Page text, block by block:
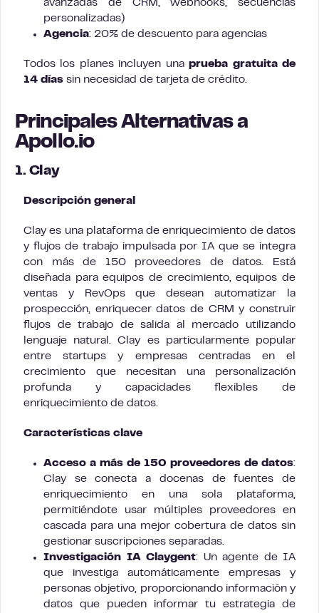
avanzadas de CRM, webhooks, secuencias
personalizadas)
Agencia: 20% de descuento para agencias
Todos los planes incluyen unaprueba gratuita de
14 días sin necesidad de tarjeta de crédito.
Principales Alternativas a
Apollo.io
1. Clay
Descripción general
Clay es una plataforma de enriquecimiento de datos
y flujos de trabajo impulsada por IA que se integra
con más de 150 proveedores de datos. Está
diseñada para equipos de crecimiento, equipos de
ventas y RevOps que desean automatizar la
prospección, enriquecer datos de CRM y construir
flujos de trabajo de salida al mercado utilizando
lenguaje natural. Clay es particularmente popular
entre startups y empresas centradas en el
crecimiento que necesitan una personalización
profunda y capacidades flexibles de
enriquecimiento de datos.
Características clave
Acceso a más de 150 proveedores de datos:
Clay se conecta a docenas de fuentes de
enriquecimiento en una sola plataforma,
permitiéndote usar múltiples proveedores en
cascada para una mejor cobertura de datos sin
gestionar suscripciones separadas.
Investigación IA Claygent: Un agente de IA
que investiga automáticamente empresas y
personas objetivo, proporcionando información y
datos que pueden informar tu estrategia de